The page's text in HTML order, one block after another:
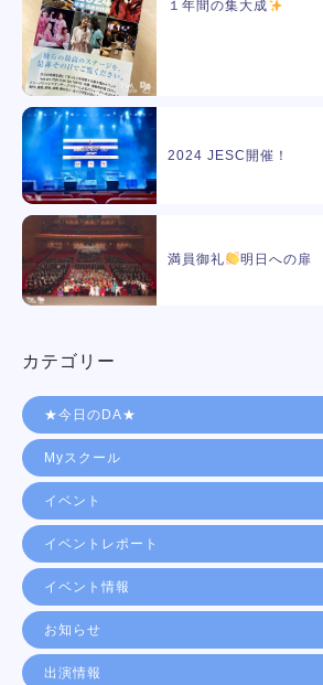
１年間の集大成
2024 JESC開催！
満員御礼 明日への扉
カテゴリー
★今日のDA★
Myスクール
イベント
イベントレポート
イベント情報
お知らせ
出演情報